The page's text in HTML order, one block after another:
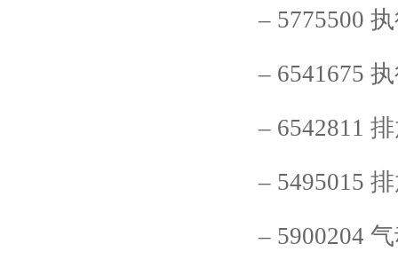
– 5775500
– 6541675
– 6542811
– 5495015
– 5900204